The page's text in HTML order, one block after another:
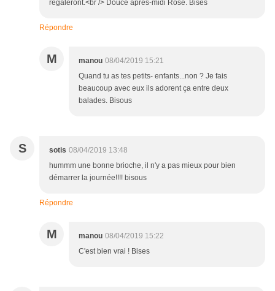
régaleront.<br /> Douce après-midi Rose. Bises
Répondre
M manou 08/04/2019 15:21
Quand tu as tes petits- enfants...non ? Je fais
beaucoup avec eux ils adorent ça entre deux
balades. Bisous
S sotis 08/04/2019 13:48
hummm une bonne brioche, il n'y a pas mieux pour bien
démarrer la journée!!!! bisous
Répondre
M manou 08/04/2019 15:22
C'est bien vrai ! Bises